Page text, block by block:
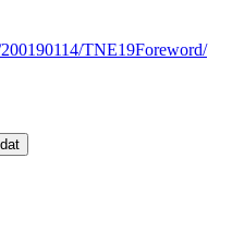
TNE19Foreword/